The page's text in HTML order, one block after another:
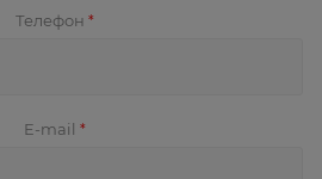
Телефон *
E-mail *